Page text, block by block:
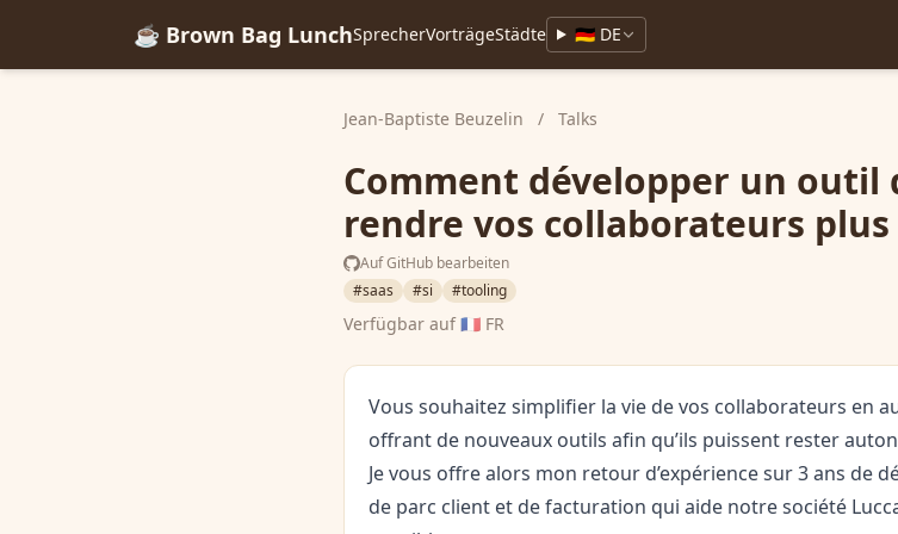
☕ Brown Bag LunchSprecherVorträgeStädte 🇩🇪 DE
Jean-Baptiste Beuzelin / Talks
Comment développer un outil
rendre vos collaborateurs plus
Auf GitHub bearbeiten
#saas
#si #tooling
Verfügbar auf🇫🇷 FR
Vous souhaitez simplifier la vie de vos collaborateurs en
offrant de nouveaux outils afin qu’ils puissent rester
Je vous offre alors mon retour d’expérience sur 3 ans de
de parc client et de facturation qui aide notre société